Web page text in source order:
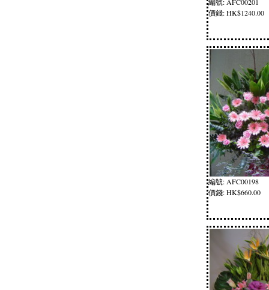
價錢: HK$1240.00
編號: AFC00198
價錢: HK$660.00